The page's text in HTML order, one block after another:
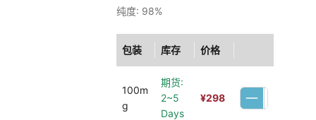
纯度: 98%
包装 库存 价格
100m
g
期货:
2~5
Days
¥298